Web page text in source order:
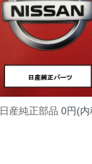
日産純正部品 0円(内